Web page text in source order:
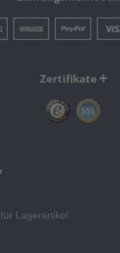
Zertifikate
Lagerartikel